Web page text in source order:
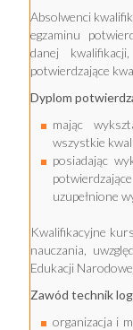
Absolwenci
egzaminu
danej
potwierdzające
Dyplom
mając
wszystkie
posiadając
uzupełnione
Kwalifikacyjne
nauczania,
Edukacji
Zawód technik
organizacja i